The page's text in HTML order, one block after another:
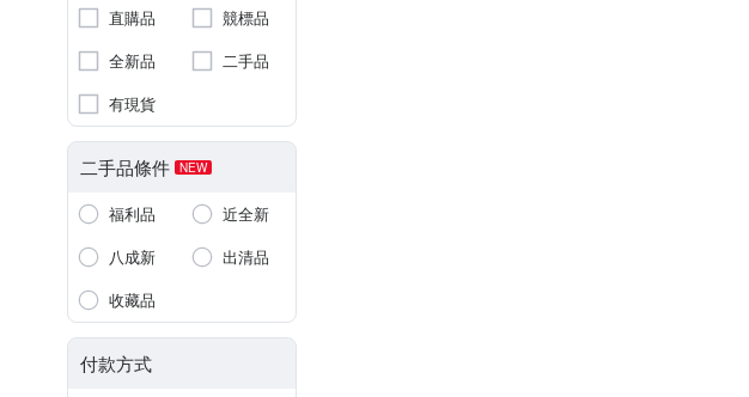
直購品
競標品
全新品
二手品
有現貨
二手品條件 NEW
福利品
近全新
八成新
出清品
收藏品
付款方式